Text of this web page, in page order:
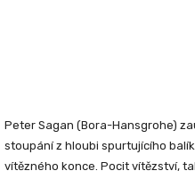
Peter Sagan (Bora-Hansgrohe)
stoupání z hloubi spurtujícího
vítězného konce. Pocit vítězství,